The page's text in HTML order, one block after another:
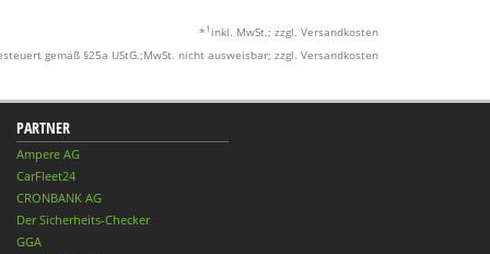
* 1 inkl. MwSt.; zzgl. Versandkosten
gemäß §25a UStG.;MwSt. nicht ausweisbar; zzgl. Versandkosten
PARTNER
Ampere AG
CarFleet24
CRONBANK AG
Der Sicherheits-Checker
GGA